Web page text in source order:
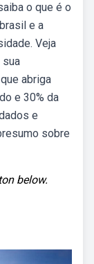
o que é o
e a
Veja
sua
abriga
e 30% da
e
sobre
below.